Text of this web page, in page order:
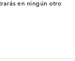
en ningún otro